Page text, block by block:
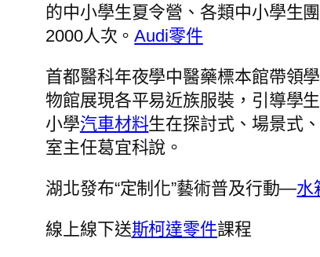
的中小學生夏令營、各類中小學生
2000人次。Audi零件
首都醫科年夜學中醫藥標本館帶領
物館展現各平易近族服裝，引導學
小學汽車材料生在探討式、場景式
室主任葛宜科說。
湖北發布“定制化”藝術普及行動—水
線上線下送斯柯達零件課程